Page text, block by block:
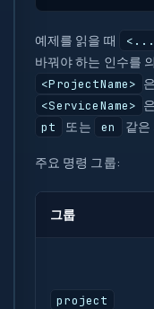
예제를 읽을 때
바꿔야 하는 인수를
<ProjectName>
<ServiceName>
pt 또는 en 같
주요 명령 그룹:
그룹
project